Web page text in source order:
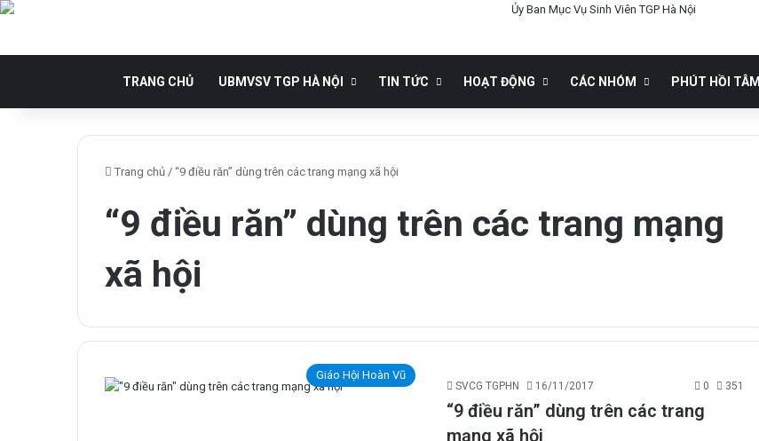
TRANG CHỦ UBMVSV TGP HÀ NỘI TIN TỨC HOẠT ĐỘNG CÁC NHÓM PHÚT HỒI TÂM
Trang chủ / “9 điều răn” dùng trên các trang mạng xã hội
“9 điều răn” dùng trên các trang mạng
xã hội
Giáo Hội Hoàn Vũ
SVCG TGPHN 16/11/2017 0 351
“9 điều răn” dùng trên các trang
mạng xã hội